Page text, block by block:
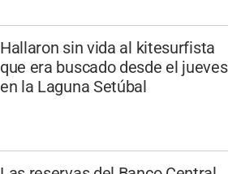
Hallaron sin vida al kitesurfista
que era buscado desde el jueves
en la Laguna Setúbal